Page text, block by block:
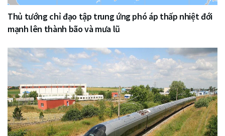
Thủ tướng chỉ đạo tập trung ứng phó áp thấp nhiệt đới
mạnh lên thành bão và mưa lũ